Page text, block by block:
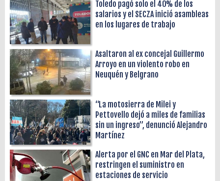
Toledo pagó solo el 40% de los
salarios y el SECZA inició asambleas
en los lugares de trabajo
Asaltaron al ex concejal Guillermo
Arroyo en un violento robo en
Neuquén y Belgrano
“La motosierra de Milei y
Pettovello dejó a miles de familias
sin un ingreso”, denunció Alejandro
Martínez
Alerta por el GNC en Mar del Plata,
restringen el suministro en
estaciones de servicio